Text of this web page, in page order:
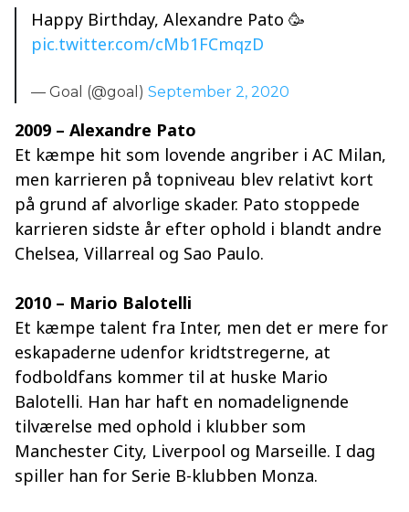
Happy Birthday, Alexandre Pato 🥳
pic.twitter.com/cMb1FCmqzD
— Goal (@goal) September 2, 2020
2009 – Alexandre Pato
Et kæmpe hit som lovende angriber i AC Milan,
men karrieren på topniveau blev relativt kort
på grund af alvorlige skader. Pato stoppede
karrieren sidste år efter ophold i blandt andre
Chelsea, Villarreal og Sao Paulo.
2010 – Mario Balotelli
Et kæmpe talent fra Inter, men det er mere for
eskapaderne udenfor kridtstregerne, at
fodboldfans kommer til at huske Mario
Balotelli. Han har haft en nomadelignende
tilværelse med ophold i klubber som
Manchester City, Liverpool og Marseille. I dag
spiller han for Serie B-klubben Monza.